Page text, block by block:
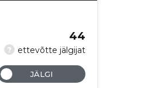
? ettevõtte jälgijat
44
JÄLGI